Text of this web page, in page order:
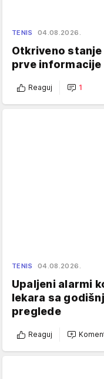
TENIS 04.08.2026.
Otkriveno
prve informacije
Reaguj 1
TENIS 04.08.2026.
Upaljeni alarmi
lekara sa
preglede
Reaguj